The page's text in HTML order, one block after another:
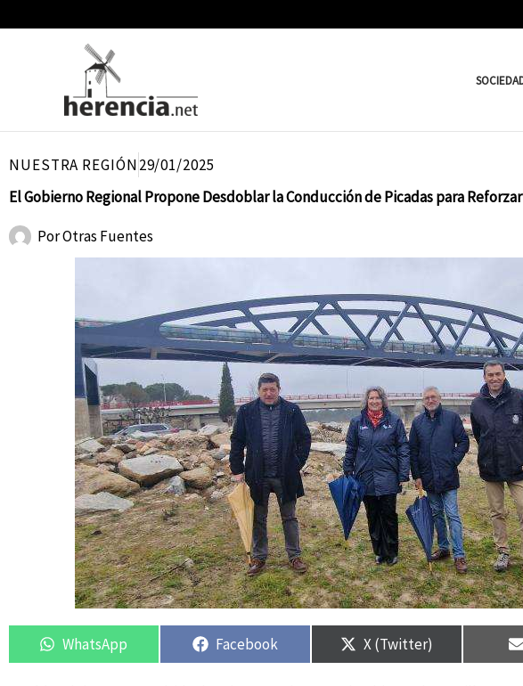
NUESTRA REGIÓN29/01/2025
El Gobierno Regional Propone Desdoblar la Conducción de Picadas para
PorOtras Fuentes
Compartir
en
WhatsApp
Compartir
en
Facebook
Compartir
en
X (Twitter)
Compartir
en
Compartir
en
Compartir
en